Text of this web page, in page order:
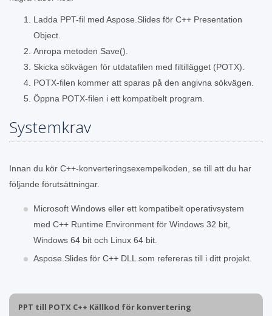
Ladda PPT-fil med Aspose.Slides för C++ Presentation
Object.
Anropa metoden Save().
Skicka sökvägen för utdatafilen med filtillägget (POTX).
POTX-filen kommer att sparas på den angivna sökvägen.
Öppna POTX-filen i ett kompatibelt program.
Systemkrav
Innan du kör C++-konverteringsexempelkoden, se till att du har
följande förutsättningar.
Microsoft Windows eller ett kompatibelt operativsystem
med C++ Runtime Environment för Windows 32 bit,
Windows 64 bit och Linux 64 bit.
Aspose.Slides för C++ DLL som refereras till i ditt projekt.
PPT till POTX C++ Källkod för konvertering